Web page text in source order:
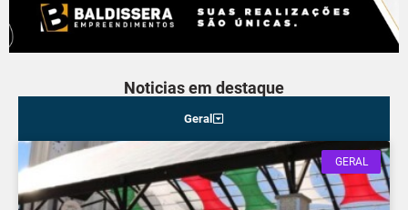
Noticias em destaque
Geral
GERAL